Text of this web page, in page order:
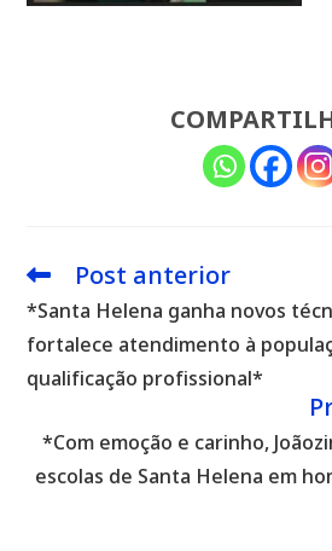
Leia
artigos
Post anterior
*Santa Helena ganha novos
fortalece atendimento à
qualificação profissional*
*Com emoção e carinho,
escolas de Santa Helena em